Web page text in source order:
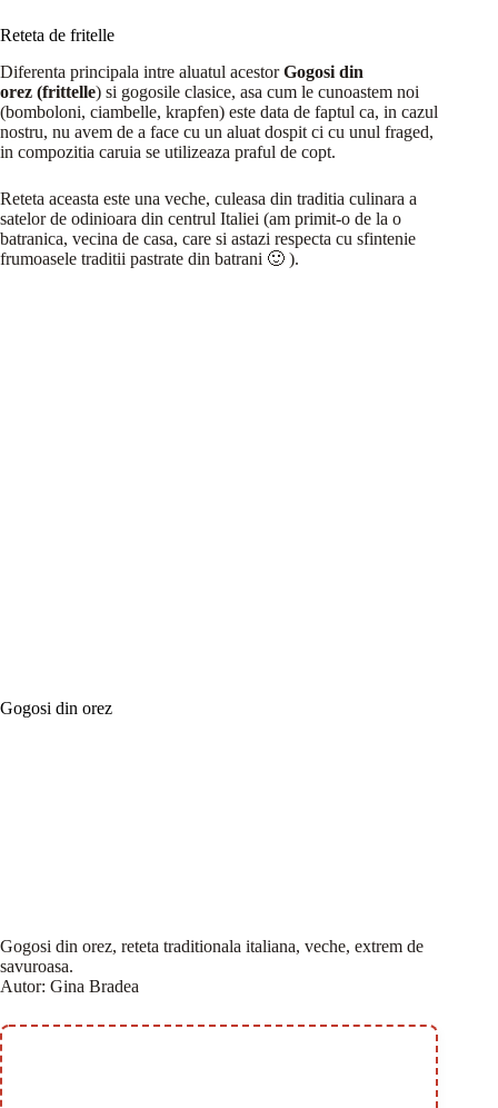
Reteta de fritelle
Diferenta principala intre aluatul acestorGogosi din
orez (frittelle) si gogosile clasice, asa cum le cunoastem noi
(bomboloni, ciambelle, krapfen) este data de faptul ca, in cazul
nostru, nu avem de a face cu un aluat dospit ci cu unul fraged,
in compozitia caruia se utilizeaza praful de copt.
Reteta aceasta este una veche, culeasa din traditia culinara a
satelor de odinioara din centrul Italiei (am primit-o de la o
batranica, vecina de casa, care si astazi respecta cu sfintenie
frumoasele traditii pastrate din batrani 🙂 ).
Gogosi din orez
Gogosi din orez, reteta traditionala italiana, veche, extrem de
savuroasa.
Autor: Gina Bradea